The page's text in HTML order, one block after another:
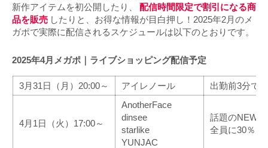
新作アイテムを初公開したり、
配信時間限定で割引になる商
品を販売 したりと、お得な情報が目白押し！2025年2月のメ
ガポで実際に配信されるスケジュールは以下のとおりです。
2025年4月メガポ｜ライブショッピング配信予定
3月31日（月）20:00～ アイレノール 出勤前3分で
4月1日（火）17:00～
AnotherFace
dinsee
starlike
YUNJAC
話題のNEW
全員に30％ク